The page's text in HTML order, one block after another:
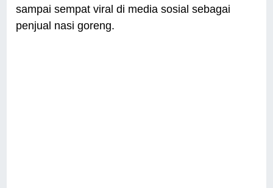
sampai sempat viral di media sosial sebagai
penjual nasi goreng.